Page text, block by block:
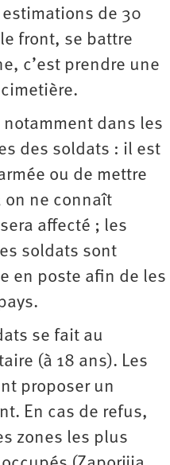
de 30
front, se battre
c’est prendre une
notamment dans les
des soldats : il est
ou de mettre
on ne connaît
affecté ; les
soldats sont
en poste afin de les
se fait au
(à 18 ans). Les
proposer un
En cas de refus,
zones les plus